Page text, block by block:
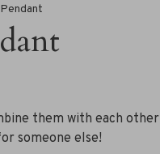
them with each
someone else!